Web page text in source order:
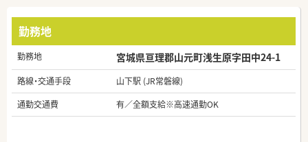
勤務地
勤務地 宮城県亘理郡山元町浅生原字田中24-1
路線・交通手段
山下駅 (JR常磐線)
通勤交通費
有／全額支給※高速通勤OK